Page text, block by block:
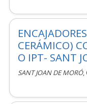
CERÁMICO)
O IPT- SANT
SANT JOAN DE MORÓ,